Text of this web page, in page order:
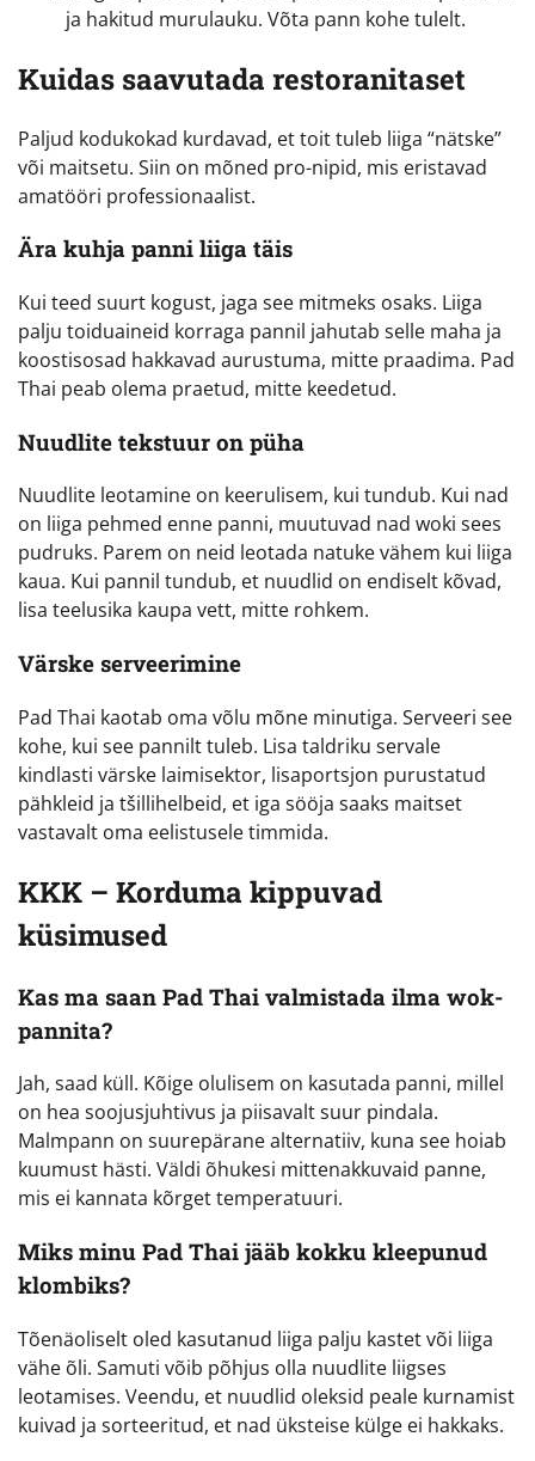
ja hakitud murulauku. Võta pann kohe tulelt.
Kuidas saavutada restoranitaset
Paljud kodukokad kurdavad, et toit tuleb liiga “nätske”
või maitsetu. Siin on mõned pro-nipid, mis eristavad
amatööri professionaalist.
Ära kuhja panni liiga täis
Kui teed suurt kogust, jaga see mitmeks osaks. Liiga
palju toiduaineid korraga pannil jahutab selle maha ja
koostisosad hakkavad aurustuma, mitte praadima. Pad
Thai peab olema praetud, mitte keedetud.
Nuudlite tekstuur on püha
Nuudlite leotamine on keerulisem, kui tundub. Kui nad
on liiga pehmed enne panni, muutuvad nad woki sees
pudruks. Parem on neid leotada natuke vähem kui liiga
kaua. Kui pannil tundub, et nuudlid on endiselt kõvad,
lisa teelusika kaupa vett, mitte rohkem.
Värske serveerimine
Pad Thai kaotab oma võlu mõne minutiga. Serveeri see
kohe, kui see pannilt tuleb. Lisa taldriku servale
kindlasti värske laimisektor, lisaportsjon purustatud
pähkleid ja tšillihelbeid, et iga sööja saaks maitset
vastavalt oma eelistusele timmida.
KKK – Korduma kippuvad
küsimused
Kas ma saan Pad Thai valmistada ilma wok-
pannita?
Jah, saad küll. Kõige olulisem on kasutada panni, millel
on hea soojusjuhtivus ja piisavalt suur pindala.
Malmpann on suurepärane alternatiiv, kuna see hoiab
kuumust hästi. Väldi õhukesi mittenakkuvaid panne,
mis ei kannata kõrget temperatuuri.
Miks minu Pad Thai jääb kokku kleepunud
klombiks?
Tõenäoliselt oled kasutanud liiga palju kastet või liiga
vähe õli. Samuti võib põhjus olla nuudlite liigses
leotamises. Veendu, et nuudlid oleksid peale kurnamist
kuivad ja sorteeritud, et nad üksteise külge ei hakkaks.